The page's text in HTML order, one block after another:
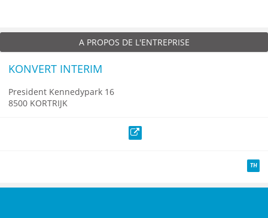
A PROPOS DE L'ENTREPRISE
KONVERT INTERIM
President Kennedypark 16
8500 KORTRIJK